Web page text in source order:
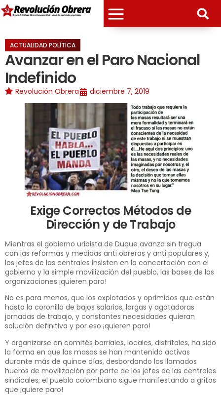
ACTUALIDAD POLÍTICA
Avanzar en el Paro Nacional
Indefinido
Revolución Obrera diciembre 7, 2019
Exige Correctos Métodos de
Dirección y de Trabajo
Mientras el gobierno uribista de Duque avanza sin tregua
con las reformas y medidas anti obreras y anti populares y,
los jefes de las centrales insisten en la concertación con el
gobierno y la simple movilización del pueblo, las bases de las
organizaciones ¡quieren paro!
No es para menos, que los explotados y oprimidos que están
hasta la coronilla de bajos salarios, largas y agotadoras
jornadas de trabajo, y constantes necesidades quieran
solución definitiva y por eso ¡quieren paro!
Y organizarse en comités barriales, locales, distritales, ha sido
la forma en que las masas se han mantenido activas
durante más de quince días, desbordando los llamados
hueros de movilización por parte de los jefes de las centrales
sindicales; el pueblo colombiano sigue manifestando a gritos
que ¡quiere paro!